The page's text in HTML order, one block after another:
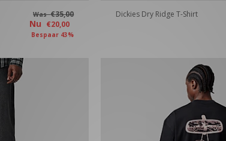
Was€35,00
Nu €20,00
Bespaar 43%
Dickies Dry Ridge T-Shirt